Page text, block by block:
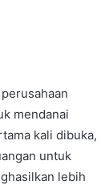
mendanai
kali dibuka,
untuk
lebih